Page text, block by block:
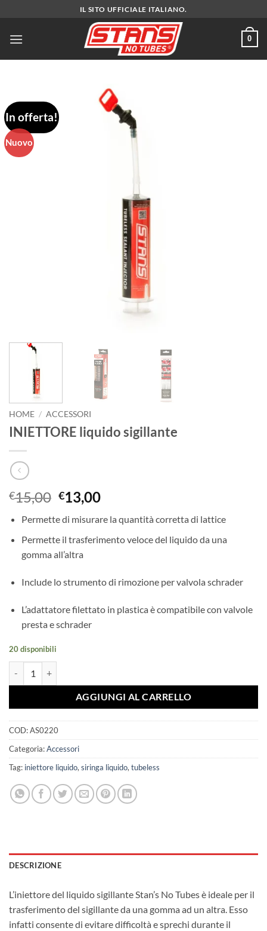
contenuti
IL SITO UFFICIALE ITALIANO.
0
In offerta!
Nuovo
HOME / ACCESSORI
INIETTORE liquido sigillante
€15,00 Il
prezzo
originale
era:
€15,00.
€13,00Il
attuale
è:
Permette di misurare la quantità corretta di lattice
Permette il trasferimento veloce del liquido da una
gomma all’altra
Include lo strumento di rimozione per valvola schrader
L’adattatore filettato in plastica è compatibile con valvole
presta e schrader
20 disponibili
AGGIUNGI AL CARRELLO
COD:AS0220
Categoria:Accessori
Tag: iniettore liquido,siringa liquido,tubeless
DESCRIZIONE
L’iniettore del liquido sigillante Stan’s No Tubes è ideale per il
trasferimento del sigillante da una gomma ad un altra. Esso
infatti consente di evitare difficoltà e sprechi durante il